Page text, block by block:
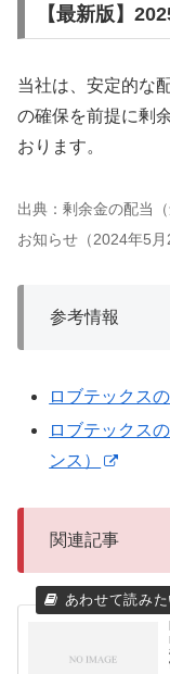
【最新版】
当社は、安定的な
の確保を前提に剰
おります。
出典：剰余金の配当
お知らせ（2024年5月
参考情報
ロブテックス
ロブテックス
ンス）
関連記事